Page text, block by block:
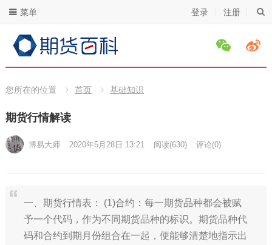
登录 注册
菜单
您所在的位置 首页 基础知识
期货行情解读
博易大师 2020年5月28日 13:21 阅读(630) 评论(0)
一、期货行情表： (1)合约：每一期货品种都会被赋
予一个代码，作为不同期货品种的标识。期货品种代
码和合约到期月份组合在一起，便能够清楚地指示出